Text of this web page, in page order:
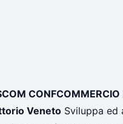
CONFCOMMERCIO
Veneto Sviluppa ed